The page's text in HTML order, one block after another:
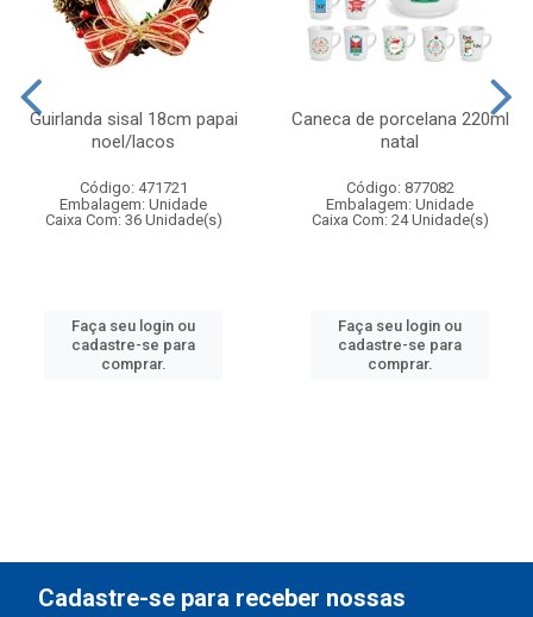
Guirlanda sisal 18cm papai
noel/lacos
Código: 471721
Embalagem: Unidade
Caixa Com: 36 Unidade(s)
Faça seu login ou
cadastre-se para
comprar.
Caneca de porcelana 220ml
natal
Código: 877082
Embalagem: Unidade
Caixa Com: 24 Unidade(s)
Faça seu login ou
cadastre-se para
comprar.
Cadastre-se para receber nossas